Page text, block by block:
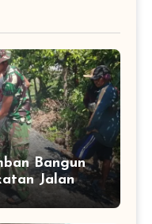
Bangun
Jalan